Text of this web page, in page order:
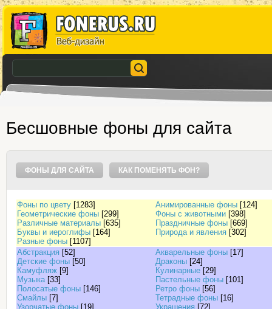
Бесшовные фоны для сайта
ФОНЫ ДЛЯ САЙТА КАК ПОМЕНЯТЬ ФОН?
Фоны по цвету [1283] Анимированные фоны [124]
Геометрические фоны [299] Фоны с животными [398]
Различные материалы [635] Праздничные фоны [669]
Буквы и иероглифы [164] Природа и явления [302]
Разные фоны [1107]
Абстракция [52] Акварельные фоны [17]
Детские фоны [50] Драконы [24]
Камуфляж [9] Кулинарные [29]
Музыка [33] Пастельные фоны [101]
Полосатые фоны [146] Ретро фоны [56]
Смайлы [7] Тетрадные фоны [16]
Узорчатые фоны [19] Украшения [72]